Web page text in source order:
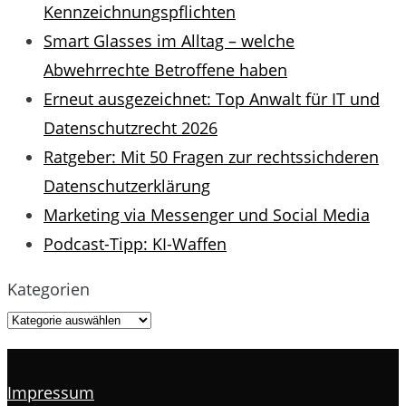
Kennzeichnungspflichten
Smart Glasses im Alltag – welche
Abwehrrechte Betroffene haben
Erneut ausgezeichnet: Top Anwalt für IT und
Datenschutzrecht 2026
Ratgeber: Mit 50 Fragen zur rechtssichderen
Datenschutzerklärung
Marketing via Messenger und Social Media
Podcast-Tipp: KI-Waffen
Kategorien
Impressum